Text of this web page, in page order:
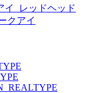
イ_レッドヘッド
クアイ